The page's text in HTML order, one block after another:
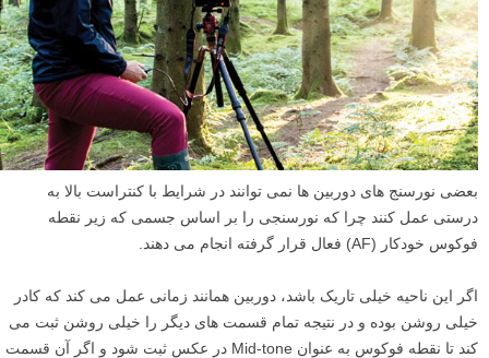
بعضی نورسنج های دوربین ها نمی توانند در شرایط با کنتراست بالا به
درستی عمل کنند چرا که نورسنجی را بر اساس جسمی که زیر نقطه
فوکوس خودکار (AF) فعال قرار گرفته انجام می دهند.
اگر این ناحیه خیلی تاریک باشد، دوربین همانند زمانی عمل می کند که کادر
خیلی روشن بوده و در نتیجه تمام قسمت های دیگر را خیلی روشن ثبت می
کند تا نقطه فوکوس به عنوان Mid-tone در عکس ثبت شود و اگر آن قسمت